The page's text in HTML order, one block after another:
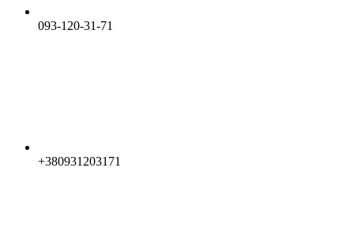
093-120-31-71
+380931203171